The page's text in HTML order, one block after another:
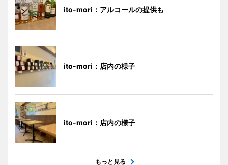
ito-mori：アルコールの提供も
ito-mori：店内の様子
ito-mori：店内の様子
もっと見る